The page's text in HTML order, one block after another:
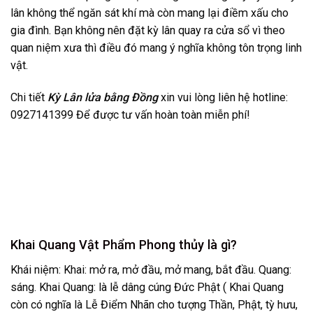
lân không thể ngăn sát khí mà còn mang lại điềm xấu cho
gia đình. Bạn không nên đặt kỳ lân quay ra cửa sổ vì theo
quan niệm xưa thì điều đó mang ý nghĩa không tôn trọng linh
vật.
Chi tiết Kỳ Lân lửa bằng Đồngxin vui lòng liên hệ hotline:
0927141399 Để được tư vấn hoàn toàn miễn phí!
Khai Quang Vật Phẩm Phong thủy là gì?
Khái niệm: Khai: mở ra, mở đầu, mở mang, bắt đầu. Quang:
sáng. Khai Quang: là lễ dâng cúng Đức Phật ( Khai Quang
còn có nghĩa là Lễ Điểm Nhãn cho tượng Thần, Phật, tỳ hưu,